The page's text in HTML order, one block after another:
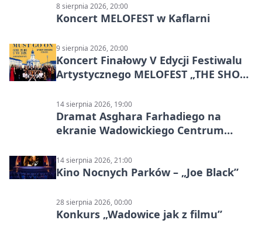
8 sierpnia 2026, 20:00
Koncert MELOFEST w Kaflarni
9 sierpnia 2026, 20:00
Koncert Finałowy V Edycji Festiwalu
Artystycznego MELOFEST „THE SHOW
14 sierpnia 2026, 19:00
Dramat Asghara Farhadiego na
ekranie Wadowickiego Centrum
14 sierpnia 2026, 21:00
Kino Nocnych Parków – „Joe Black”
28 sierpnia 2026, 00:00
Konkurs „Wadowice jak z filmu”